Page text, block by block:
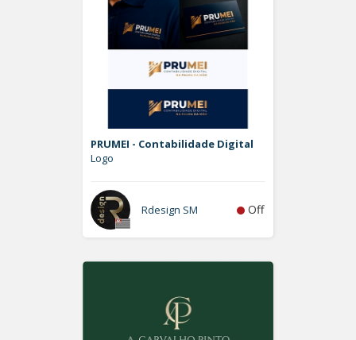
PRUMEI - Contabilidade Digital
Logo
Rdesign SM Off